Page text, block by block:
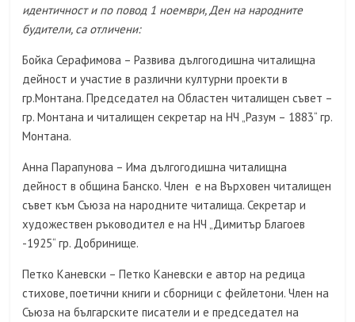
идентичност и по повод 1 ноември, Ден на народните
будители, са отличени:
Бойка Серафимова – Развива дългогодишна читалищна
дейност и участие в различни културни проекти в
гр.Монтана. Председател на Областен читалищен съвет –
гр. Монтана и читалищен секретар на НЧ „Разум – 1883“ гр.
Монтана.
Анна Парапунова – Има дългогодишна читалищна
дейност в община Банско. Член е на Върховен читалищен
съвет към Съюза на народните читалища. Секретар и
художествен ръководител е на НЧ „Димитър Благоев
-1925“ гр. Добринище.
Петко Каневски – Петко Каневски е автор на редица
стихове, поетични книги и сборници с фейлетони. Член на
Съюза на българските писатели и е председател на